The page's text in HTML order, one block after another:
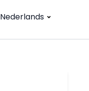
Nederlands